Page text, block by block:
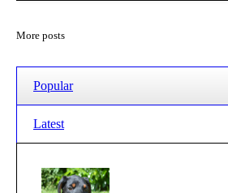
More posts
Popular
Latest